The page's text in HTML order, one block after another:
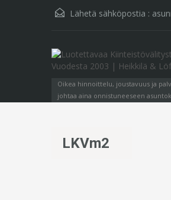
Lähetä sähköpostia :
Oikea hinnoittelu, joustavuus ja
johtaa aina onnistuneeseen
LKVm2